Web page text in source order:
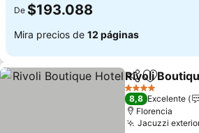
De $193.088
Mira precios de 12 páginas
Compartir
Agregar
Rivoli
4 Estrellas
8,8 Excelente
Florencia
Jacuzzi